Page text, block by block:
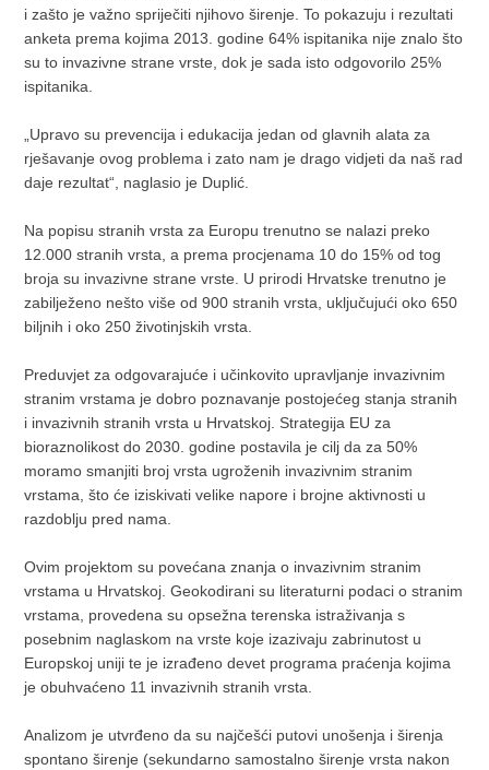
i zašto je važno spriječiti njihovo širenje. To pokazuju i rezultati
anketa prema kojima 2013. godine 64% ispitanika nije znalo što
su to invazivne strane vrste, dok je sada isto odgovorilo 25%
ispitanika.
„Upravo su prevencija i edukacija jedan od glavnih alata za
rješavanje ovog problema i zato nam je drago vidjeti da naš rad
daje rezultat“, naglasio je Duplić.
Na popisu stranih vrsta za Europu trenutno se nalazi preko
12.000 stranih vrsta, a prema procjenama 10 do 15% od tog
broja su invazivne strane vrste. U prirodi Hrvatske trenutno je
zabilježeno nešto više od 900 stranih vrsta, uključujući oko 650
biljnih i oko 250 životinjskih vrsta.
Preduvjet za odgovarajuće i učinkovito upravljanje invazivnim
stranim vrstama je dobro poznavanje postojećeg stanja stranih
i invazivnih stranih vrsta u Hrvatskoj. Strategija EU za
bioraznolikost do 2030. godine postavila je cilj da za 50%
moramo smanjiti broj vrsta ugroženih invazivnim stranim
vrstama, što će iziskivati velike napore i brojne aktivnosti u
razdoblju pred nama.
Ovim projektom su povećana znanja o invazivnim stranim
vrstama u Hrvatskoj. Geokodirani su literaturni podaci o stranim
vrstama, provedena su opsežna terenska istraživanja s
posebnim naglaskom na vrste koje izazivaju zabrinutost u
Europskoj uniji te je izrađeno devet programa praćenja kojima
je obuhvaćeno 11 invazivnih stranih vrsta.
Analizom je utvrđeno da su najčešći putovi unošenja i širenja
spontano širenje (sekundarno samostalno širenje vrsta nakon